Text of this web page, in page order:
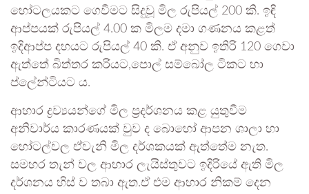
හෝටලයකට ගෙවීමට සිදුවූ මිල රුපියල් 200 කි. ඉඳි
ආප්පයක් රුපියල් 4.00 ක මිලම දමා ගණනය කළත්
ඉදිආප්ප දහයට රුපියල් 40 කි. ඒ අනුව ඉතිරි 120 ගෙවා
ඇත්තේ බිත්තර කරියට,පොල් සම්බෝල ටිකට හා
ප්ලේන්ටියට ය.
ආහාර ද්‍රව්‍යයන්ගේ මිල ප්‍රදර්ශනය කළ යුතුවීම
අනිවාර්ය කාරණයක් වුව ද බොහෝ ආපන ශාලා හා
හෝටල්වල ඒවැනි මිල දර්ශකයක් ඇත්තේම නැත.
සමහර තැන් වල ආහාර ලැයිස්තුවට ඉදිරියේ ඇති මිල
දර්ශනය හිස් ව තබා ඇත.ඒ එම ආහාර නිකම් දෙන